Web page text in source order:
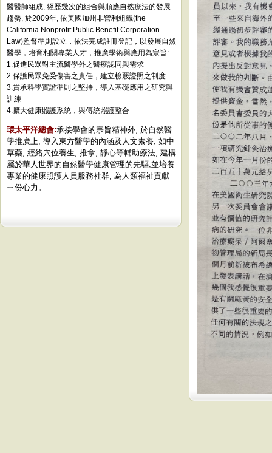
醫醫師組成, 經歷幾次的組合與順應自然療法的發展
趨勢, 於2009年, 依美國加州非營利組織(the
California Nonprofit Public Benefit Corporation
Law)監督準則設立，依法完成註冊登記，以發展自然
醫學，培育相關專業人才，推廣學術與應用為宗旨:
1.促進民眾對主流醫學外之醫療認同與需求
2.保護民眾免受傷害之責任，建立檢覈證照之制度
3.貫承科學實證準則之堅持，導入基礎應用之研究與
訓練
4.擴大健康照護系統，與傳統照護整合
環太平洋總會:承接學會的宗旨精神外, 於自然醫
學推廣上, 導入東方醫學的內涵及人文素養, 如中
草藥, 經絡穴位養生, 推拿, 靜心等輔助療法, 建構
屬於華人世界的自然醫學健康管理的先驅,並培養
專業的健康照護人員服務社群, 為人類福祉貢獻
ㄧ份心力。